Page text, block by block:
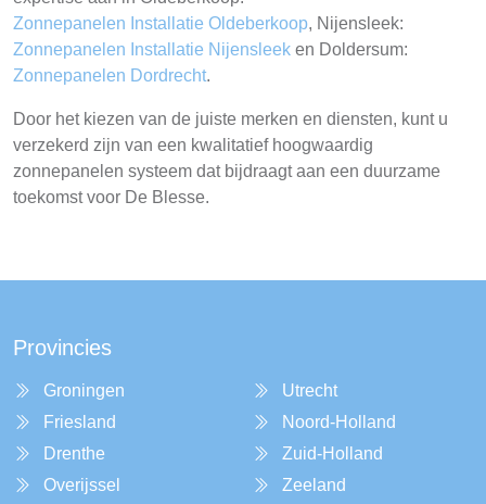
Zonnepanelen Installatie Oldeberkoop, Nijensleek:
Zonnepanelen Installatie Nijensleek en Doldersum:
Zonnepanelen Dordrecht.
Door het kiezen van de juiste merken en diensten, kunt u
verzekerd zijn van een kwalitatief hoogwaardig
zonnepanelen systeem dat bijdraagt aan een duurzame
toekomst voor De Blesse.
Provincies
Groningen
Friesland
Drenthe
Overijssel
Utrecht
Noord-Holland
Zuid-Holland
Zeeland